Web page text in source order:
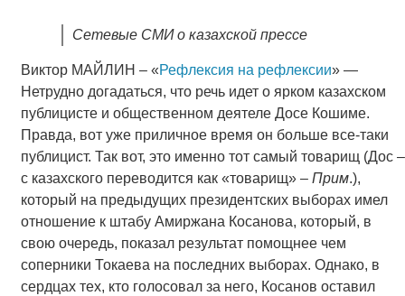
Сетевые СМИ о казахской прессе
Виктор МАЙЛИН – «Рефлексия на рефлексии» —
Нетрудно догадаться, что речь идет о ярком казахском
публицисте и общественном деятеле Досе Кошиме.
Правда, вот уже приличное время он больше все-таки
публицист. Так вот, это именно тот самый товарищ (Дос –
с казахского переводится как «товарищ» – Прим.),
который на предыдущих президентских выборах имел
отношение к штабу Амиржана Косанова, который, в
свою очередь, показал результат помощнее чем
соперники Токаева на последних выборах. Однако, в
сердцах тех, кто голосовал за него, Косанов оставил